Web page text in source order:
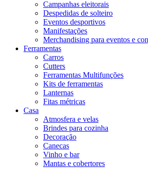
Campanhas eleitorais
Despedidas de solteiro
Eventos desportivos
Manifestações
Merchandising para eventos e
Ferramentas
Carros
Cutters
Ferramentas Multifunções
Kits de ferramentas
Lanternas
Fitas métricas
Casa
Atmosfera e velas
Brindes para cozinha
Decoração
Canecas
Vinho e bar
Mantas e cobertores